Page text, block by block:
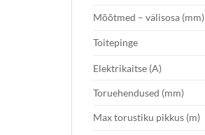
Mõõtmed – välisosa (mm)
Toitepinge
Elektrikaitse (A)
Toruehendused (mm)
Max torustiku pikkus (m)